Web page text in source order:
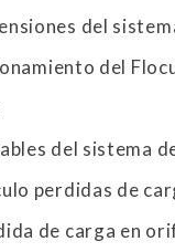
del
del
del sistema
perdidas de
de carga en